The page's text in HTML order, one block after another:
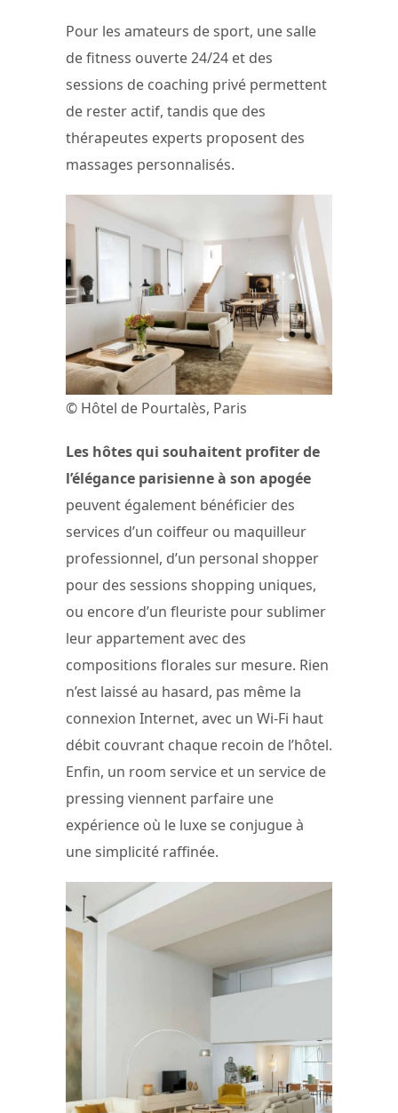
Pour les amateurs de sport, une salle
de fitness ouverte 24/24 et des
sessions de coaching privé permettent
de rester actif, tandis que des
thérapeutes experts proposent des
massages personnalisés.
© Hôtel de Pourtalès, Paris
Les hôtes qui souhaitent profiter de
l’élégance parisienne à son apogée
peuvent également bénéficier des
services d’un coiffeur ou maquilleur
professionnel, d’un personal shopper
pour des sessions shopping uniques,
ou encore d’un fleuriste pour sublimer
leur appartement avec des
compositions florales sur mesure. Rien
n’est laissé au hasard, pas même la
connexion Internet, avec un Wi-Fi haut
débit couvrant chaque recoin de l’hôtel.
Enfin, un room service et un service de
pressing viennent parfaire une
expérience où le luxe se conjugue à
une simplicité raffinée.